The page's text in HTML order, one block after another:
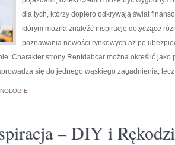
dla tych, którzy dopiero odkrywają świat
którym można znaleźć inspiracje dotyczące
poznawania nowości rynkowych aż po
Charakter strony Rentdabcar można określić jako
się do jednego wąskiego zagadnienia,
– DIY i